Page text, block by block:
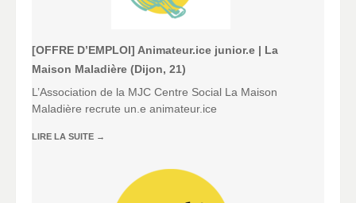
[OFFRE D’EMPLOI] Animateur.ice junior.e | La
Maison Maladière (Dijon, 21)
L’Association de la MJC Centre Social La Maison
Maladière recrute un.e animateur.ice
LIRE LA SUITE →